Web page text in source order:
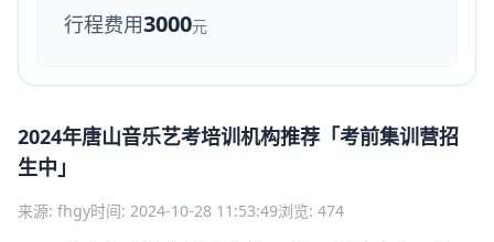
行程费用3000元
2024年唐山音乐艺考培训机构推荐「考前集训营招
生中」
来源: fhgy时间: 2024-10-28 11:53:49浏览: 474